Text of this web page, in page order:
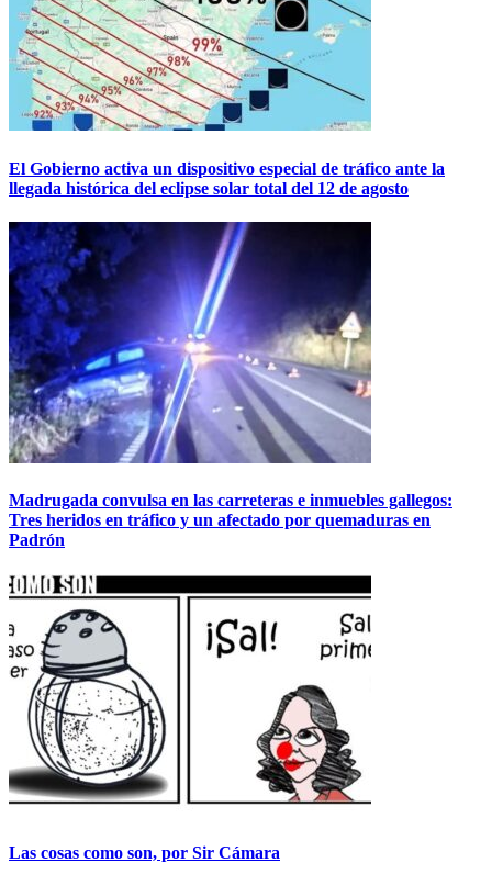
El Gobierno activa un dispositivo especial de tráfico ante la
llegada histórica del eclipse solar total del 12 de agosto
Madrugada convulsa en las carreteras e inmuebles gallegos:
Tres heridos en tráfico y un afectado por quemaduras en
Padrón
Las cosas como son, por Sir Cámara